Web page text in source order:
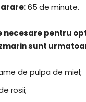
65 de minute.
necesare pentru
sunt
de pulpa de miel;
rosii;